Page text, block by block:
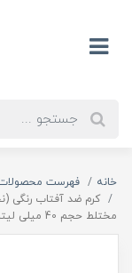
خانه
فهرست
كرم ضد آفتاب رنگی
مختلط حجم 40 میلی لیتر